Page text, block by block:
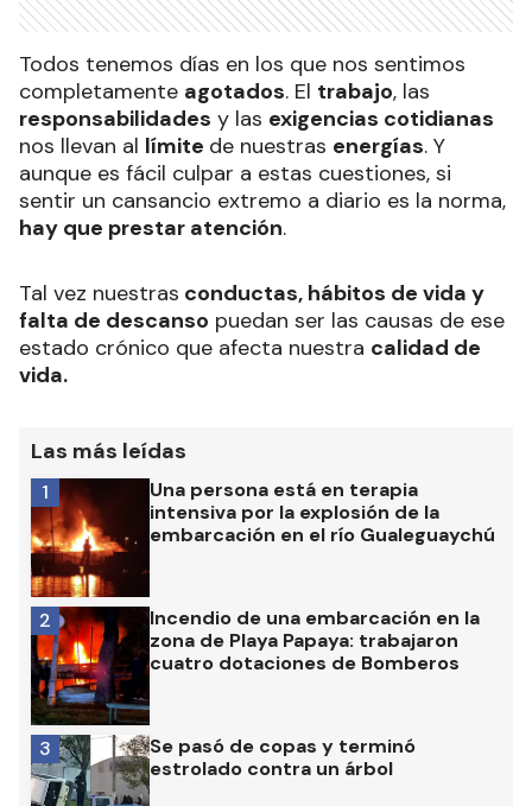
Todos tenemos días en los que nos sentimos
completamente agotados. El trabajo, las
responsabilidades y las exigencias cotidianas
nos llevan al límite de nuestras energías. Y
aunque es fácil culpar a estas cuestiones, si
sentir un cansancio extremo a diario es la norma,
hay que prestar atención.
Tal vez nuestras conductas, hábitos de vida y
falta de descanso puedan ser las causas de ese
estado crónico que afecta nuestra calidad de
vida.
Las más leídas
Una persona está en terapia
intensiva por la explosión de la
embarcación en el río Gualeguaychú
1
Incendio de una embarcación en la
zona de Playa Papaya: trabajaron
cuatro dotaciones de Bomberos
2
Se pasó de copas y terminó
estrolado contra un árbol
3